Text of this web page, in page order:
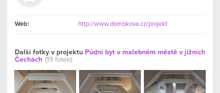
Web: http://www.dombkova.cz/projekt
Další fotky v projektu Půdní byt v malebném městě v jižních
Čechách (19 fotek):